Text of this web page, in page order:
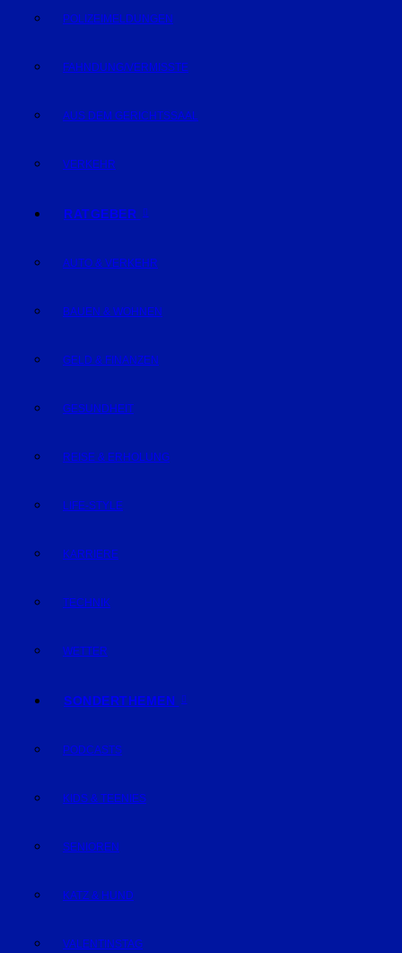
POLIZEIMELDUNGEN
FAHNDUNG/VERMISSTE
AUS DEM GERICHTSSAAL
VERKEHR
RATGEBER
AUTO & VERKEHR
BAUEN & WOHNEN
GELD & FINANZEN
GESUNDHEIT
REISE & ERHOLUNG
LIFE-STYLE
KARRIERE
TECHNIK
WETTER
SONDERTHEMEN
PODCASTS
KIDS & TEENIES
SENIOREN
KATZ & HUND
VALENTINSTAG